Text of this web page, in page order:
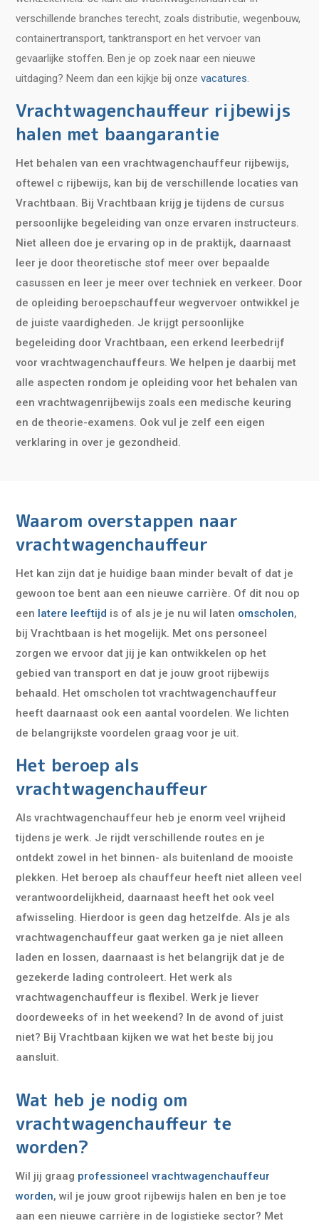
verschillende branches terecht, zoals distributie, wegenbouw,
containertransport, tanktransport en het vervoer van
gevaarlijke stoffen. Ben je op zoek naar een nieuwe
uitdaging? Neem dan een kijkje bij onze vacatures.
Vrachtwagenchauffeur rijbewijs
halen met baangarantie
Het behalen van een vrachtwagenchauffeur rijbewijs,
oftewel c rijbewijs, kan bij de verschillende locaties van
Vrachtbaan. Bij Vrachtbaan krijg je tijdens de cursus
persoonlijke begeleiding van onze ervaren instructeurs.
Niet alleen doe je ervaring op in de praktijk, daarnaast
leer je door theoretische stof meer over bepaalde
casussen en leer je meer over techniek en verkeer. Door
de opleiding beroepschauffeur wegvervoer ontwikkel je
de juiste vaardigheden. Je krijgt persoonlijke
begeleiding door Vrachtbaan, een erkend leerbedrijf
voor vrachtwagenchauffeurs. We helpen je daarbij met
alle aspecten rondom je opleiding voor het behalen van
een vrachtwagenrijbewijs zoals een medische keuring
en de theorie-examens. Ook vul je zelf een eigen
verklaring in over je gezondheid.
Waarom overstappen naar
vrachtwagenchauffeur
Het kan zijn dat je huidige baan minder bevalt of dat je
gewoon toe bent aan een nieuwe carrière. Of dit nou op
een latere leeftijd is of als je je nu wil laten omscholen,
bij Vrachtbaan is het mogelijk. Met ons personeel
zorgen we ervoor dat jij je kan ontwikkelen op het
gebied van transport en dat je jouw groot rijbewijs
behaald. Het omscholen tot vrachtwagenchauffeur
heeft daarnaast ook een aantal voordelen. We lichten
de belangrijkste voordelen graag voor je uit.
Het beroep als
vrachtwagenchauffeur
Als vrachtwagenchauffeur heb je enorm veel vrijheid
tijdens je werk. Je rijdt verschillende routes en je
ontdekt zowel in het binnen- als buitenland de mooiste
plekken. Het beroep als chauffeur heeft niet alleen veel
verantwoordelijkheid, daarnaast heeft het ook veel
afwisseling. Hierdoor is geen dag hetzelfde. Als je als
vrachtwagenchauffeur gaat werken ga je niet alleen
laden en lossen, daarnaast is het belangrijk dat je de
gezekerde lading controleert. Het werk als
vrachtwagenchauffeur is flexibel. Werk je liever
doordeweeks of in het weekend? In de avond of juist
niet? Bij Vrachtbaan kijken we wat het beste bij jou
aansluit.
Wat heb je nodig om
vrachtwagenchauffeur te
worden?
Wil jij graag professioneel vrachtwagenchauffeur
worden, wil je jouw groot rijbewijs halen en ben je toe
aan een nieuwe carrière in de logistieke sector? Met